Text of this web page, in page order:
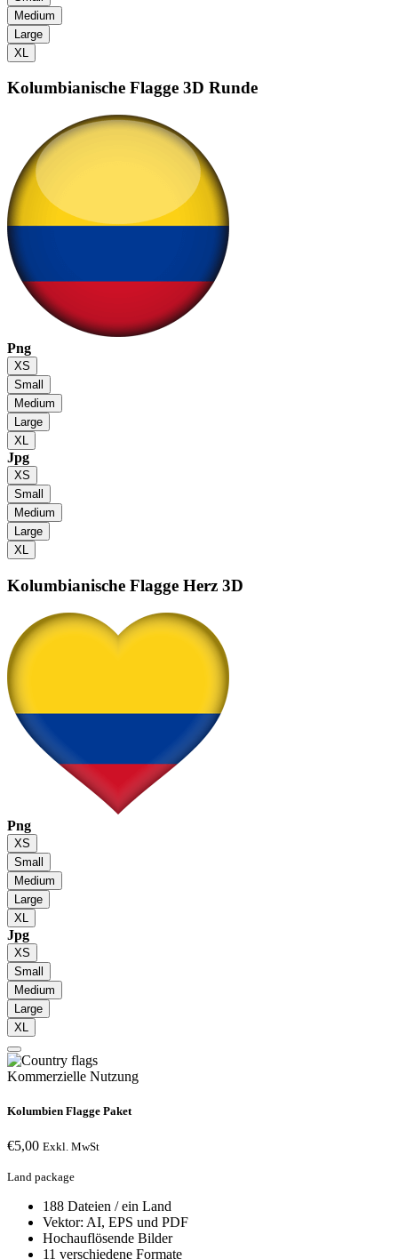
Medium
Large
XL
Kolumbianische Flagge 3D Runde
Png
XS
Small
Medium
Large
XL
Jpg
XS
Small
Medium
Large
XL
Kolumbianische Flagge Herz 3D
Png
XS
Small
Medium
Large
XL
Jpg
XS
Small
Medium
Large
XL
Kommerzielle Nutzung
Kolumbien Flagge Paket
€5,00 Exkl. MwSt
Land package
188 Dateien / ein Land
Vektor: AI, EPS und PDF
Hochauflösende Bilder
11 verschiedene Formate